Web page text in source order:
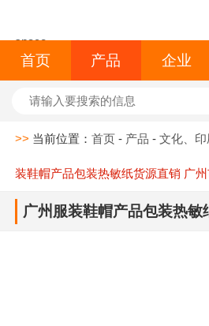
space
首页 产品 企业
>> 当前位置：首页 - 产品 -文化、
装鞋帽产品包装热敏纸货源直销 广
广州服装鞋帽产品包装热敏